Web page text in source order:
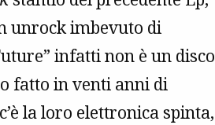
unrock imbevuto di
infatti non è un disco
fatto in venti anni di
la loro elettronica spinta,